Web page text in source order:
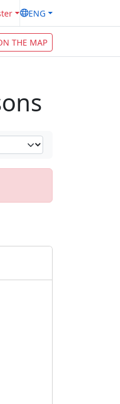
ENG
THE MAP